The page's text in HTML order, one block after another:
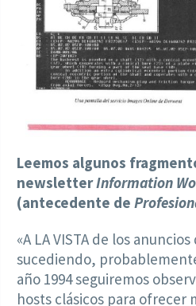
Leemos algunos
newsletterInformation
(antecedente de
«A LA VISTA de los
sucediendo,
año 1994 seguiremos
hosts clásicos para ofrecer